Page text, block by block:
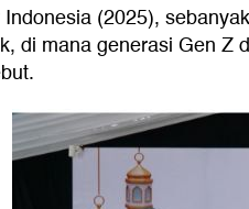
(2025),
di mana generasi Gen